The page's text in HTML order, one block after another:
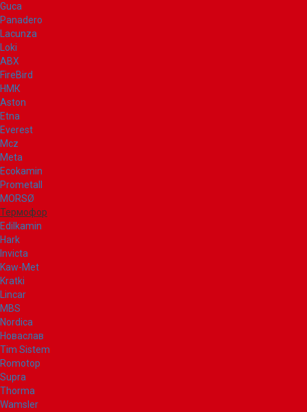
Guca
Panadero
Lacunza
Loki
ABX
FireBird
НМК
Aston
Etna
Everest
Mcz
Meta
Ecokamin
Prometall
MORSØ
Термофор
Edilkamin
Hark
Invicta
Kaw-Met
Kratki
Lincar
MBS
Nordica
Новаслав
Tim Sistem
Romotop
Supra
Thorma
Wamsler